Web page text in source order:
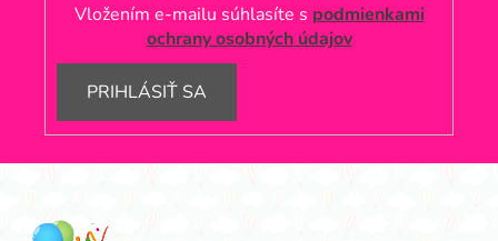
Vložením e-mailu súhlasíte s podmienkami
ochrany osobných údajov
PRIHLÁSIŤ SA
Z